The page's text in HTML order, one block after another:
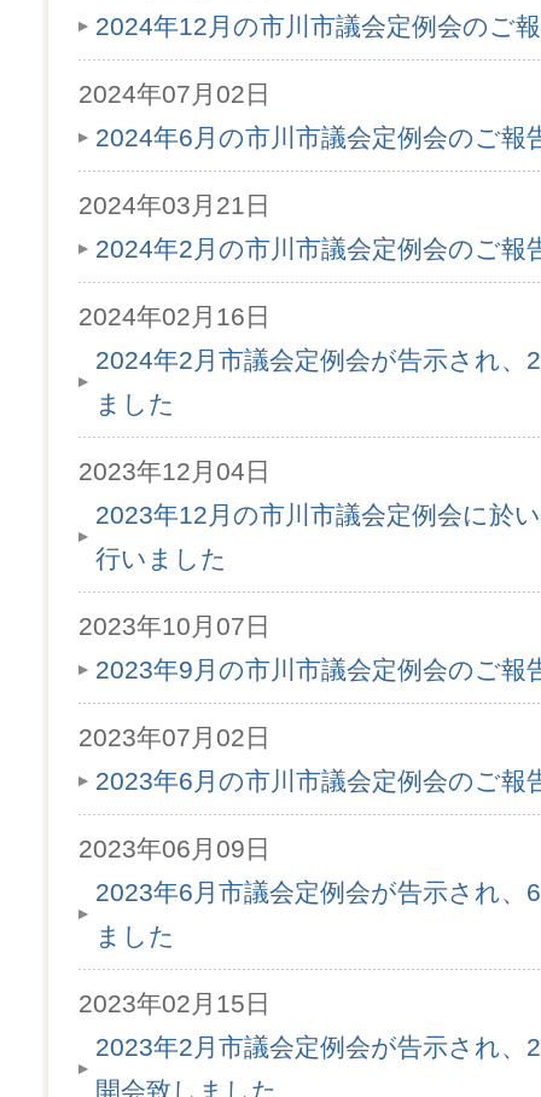
2024年12月の市川市議会定例会のご
2024年07月02日
2024年6月の市川市議会定例会のご報
2024年03月21日
2024年2月の市川市議会定例会のご報
2024年02月16日
2024年2月市議会定例会が告示され、
ました
2023年12月04日
2023年12月の市川市議会定例会に於
行いました
2023年10月07日
2023年9月の市川市議会定例会のご報
2023年07月02日
2023年6月の市川市議会定例会のご報
2023年06月09日
2023年6月市議会定例会が告示され、
ました
2023年02月15日
2023年2月市議会定例会が告示され、
開会致しました